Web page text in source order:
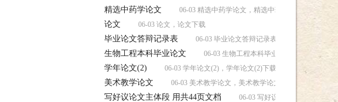
精选中药学论文 06-03 精选中药学论文，精选中药学论文下载
论文 06-03 论文，论文下载
毕业论文答辩记录表 06-03 毕业论文答辩记录表，毕业论文答辩记
生物工程本科毕业论文 06-03 生物工程本科毕业论文，生物工程本
学年论文(2) 06-03 学年论文(2)，学年论文(2)下载
美术教学论文 06-03 美术教学论文，美术教学论文下载
写好议论文主体段 用共44页文档 06-03 写好议论文主体段 用共